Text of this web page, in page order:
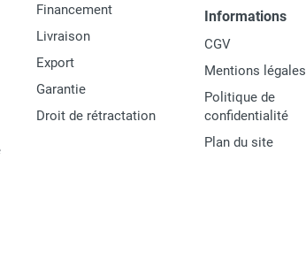
Financement
Livraison
Export
Garantie
Droit de rétractation
Informations
CGV
Mentions légales
Politique de
confidentialité
Plan du site